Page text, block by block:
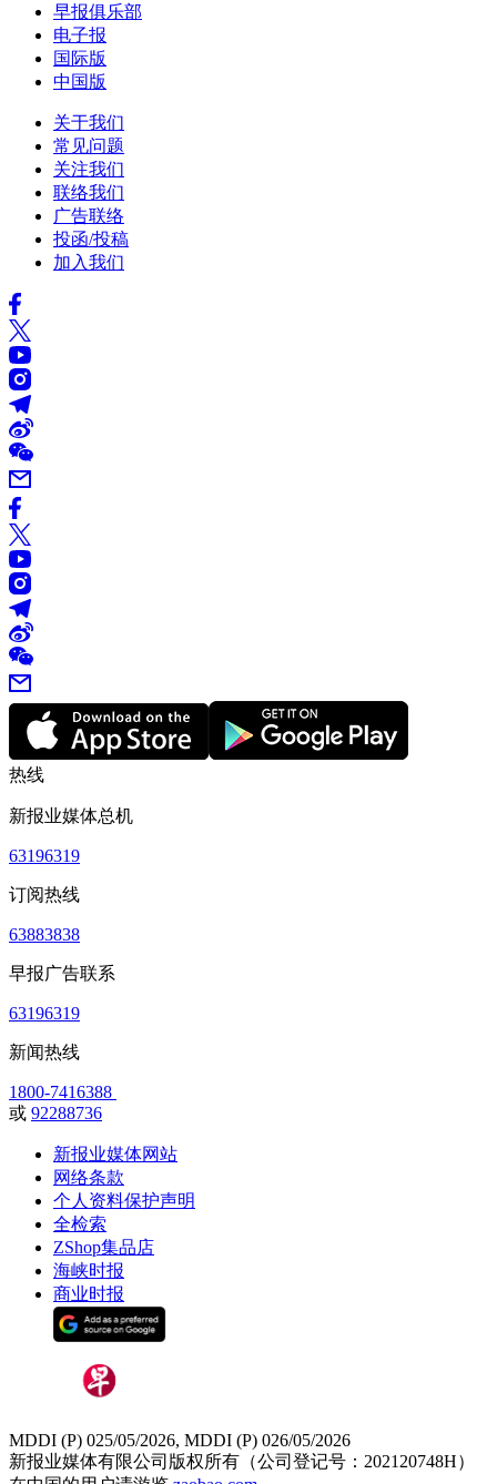
早报俱乐部
电子报
国际版
中国版
关于我们
常见问题
关注我们
联络我们
广告联络
投函/投稿
加入我们
热线
新报业媒体总机
63196319
订阅热线
63883838
早报广告联系
63196319
新闻热线
1800-7416388
或 92288736
新报业媒体网站
网络条款
个人资料保护声明
全检索
ZShop集品店
海峡时报
商业时报
MDDI (P) 025/05/2026, MDDI (P) 026/05/2026
新报业媒体有限公司版权所有（公司登记号：202120748H）